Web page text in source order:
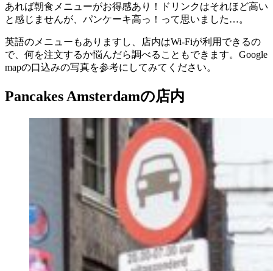
あれば朝食メニューがお得感あり！ドリンクはそれほど高い
と感じませんが、パンケーキ高っ！って思いました…。
英語のメニューもありますし、店内はWi-Fiが利用できるの
で、何を注文するか悩んだら調べることもできます。Google
mapの口込みの写真を参考にしてみてください。
Pancakes Amsterdamの店内